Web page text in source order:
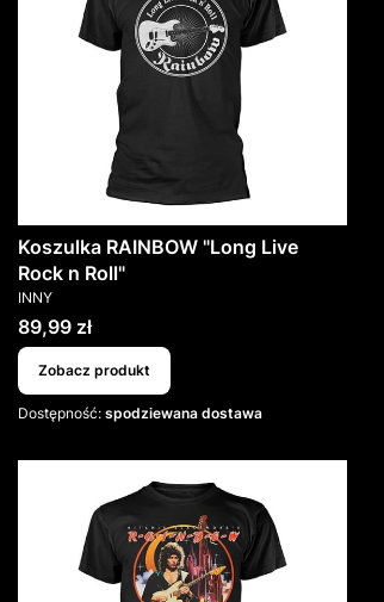
Koszulka RAINBOW "Long Live
Rock n Roll"
PRODUCENT
INNY
Cena
89,99 zł
Zobacz produkt
Dostępność: spodziewana dostawa